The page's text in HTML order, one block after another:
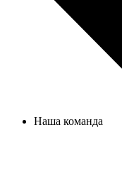
Наша команда